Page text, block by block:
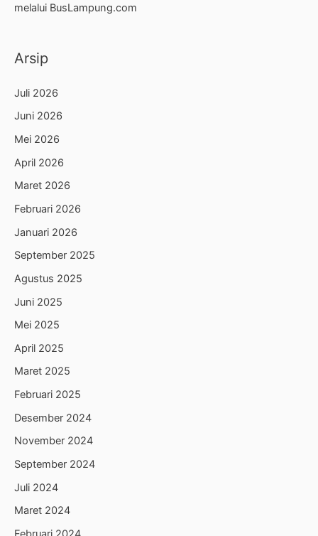
melalui BusLampung.com
Arsip
Juli 2026
Juni 2026
Mei 2026
April 2026
Maret 2026
Februari 2026
Januari 2026
September 2025
Agustus 2025
Juni 2025
Mei 2025
April 2025
Maret 2025
Februari 2025
Desember 2024
November 2024
September 2024
Juli 2024
Maret 2024